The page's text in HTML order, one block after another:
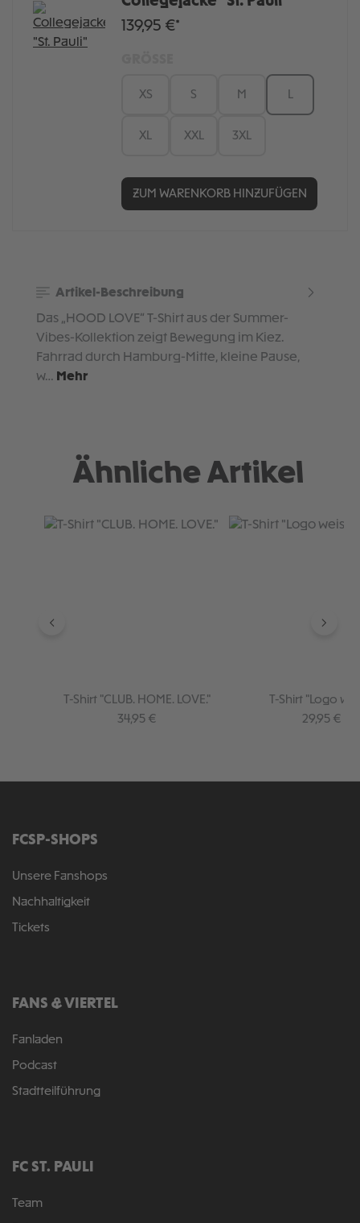
139,95 €*
XS S M
XL XXL 3XL
ZUM WARENKORB HINZUFÜGEN
Artikel-Beschreibung
Das „HOOD LOVE“ T-Shirt aus der Summer-
Vibes-Kollektion zeigt Bewegung im Kiez.
Fahrrad durch Hamburg-Mitte, kleine Pause,
w… Mehr
Ähnliche Artikel
Produktgalerie überspringen
T-Shirt "CLUB. HOME. LOVE."
Regulärer Preis:
34,95 €
T-Shirt "Logo
Regulärer
29,95 €
FCSP-SHOPS
Unsere Fanshops
Nachhaltigkeit
Tickets
FANS & VIERTEL
Fanladen
Podcast
Stadtteilführung
FC ST. PAULI
Team